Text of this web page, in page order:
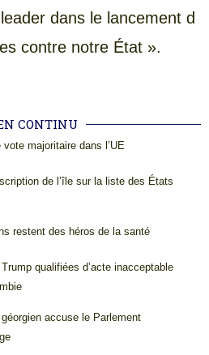
dans le lancement d
contre notre État ».
CONTINU
majoritaire dans l’UE
de l’île sur la liste des États
restent des héros de la santé
qualifiées d’acte inacceptable
accuse le Parlement